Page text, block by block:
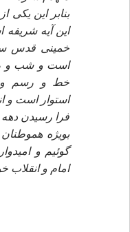
بنابر اين
اين آيه
خمينى قدس
است و شب و
خط و رسم و
استوار است و
فرا رسيدن دهه
بويژه
گوئيم و
امام و انقلاب